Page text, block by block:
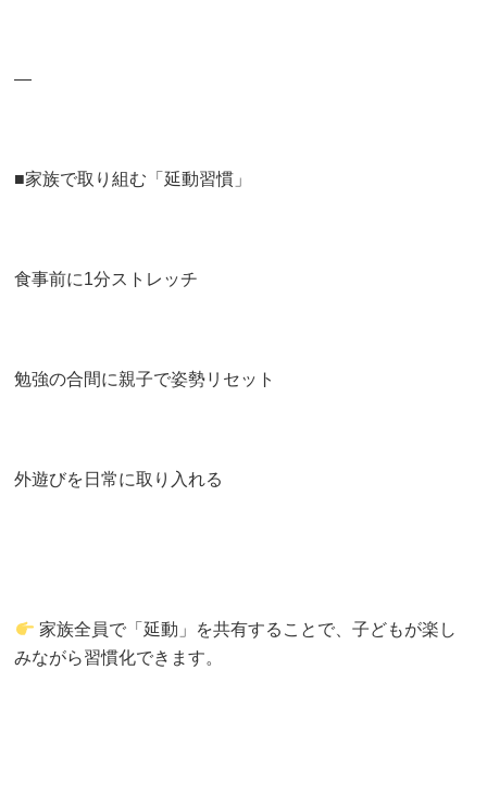
—
■家族で取り組む「延動習慣」
食事前に1分ストレッチ
勉強の合間に親子で姿勢リセット
外遊びを日常に取り入れる
家族全員で「延動」を共有することで、子どもが楽し
みながら習慣化できます。